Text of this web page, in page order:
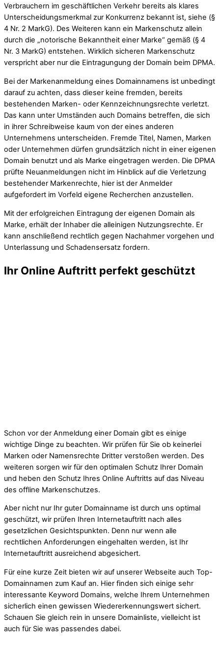
Verbrauchern im geschäftlichen Verkehr bereits als klares
Unterscheidungsmerkmal zur Konkurrenz bekannt ist, siehe (§
4 Nr. 2 MarkG). Des Weiteren kann ein Markenschutz allein
durch die „notorische Bekanntheit einer Marke“ gemäß (§ 4
Nr. 3 MarkG) entstehen. Wirklich sicheren Markenschutz
verspricht aber nur die Eintragungung der Domain beim DPMA.
Bei der Markenanmeldung eines Domainnamens ist unbedingt
darauf zu achten, dass dieser keine fremden, bereits
bestehenden Marken- oder Kennzeichnungsrechte verletzt.
Das kann unter Umständen auch Domains betreffen, die sich
in ihrer Schreibweise kaum von der eines anderen
Unternehmens unterscheiden. Fremde Titel, Namen, Marken
oder Unternehmen dürfen grundsätzlich nicht in einer eigenen
Domain benutzt und als Marke eingetragen werden. Die DPMA
prüfte Neuanmeldungen nicht im Hinblick auf die Verletzung
bestehender Markenrechte, hier ist der Anmelder
aufgefordert im Vorfeld eigene Recherchen anzustellen.
Mit der erfolgreichen Eintragung der eigenen Domain als
Marke, erhält der Inhaber die alleinigen Nutzungsrechte. Er
kann anschließend rechtlich gegen Nachahmer vorgehen und
Unterlassung und Schadensersatz fordern.
Ihr Online Auftritt perfekt geschützt
Schon vor der Anmeldung einer Domain gibt es einige
wichtige Dinge zu beachten. Wir prüfen für Sie ob keinerlei
Marken oder Namensrechte Dritter verstoßen werden. Des
weiteren sorgen wir für den optimalen Schutz Ihrer Domain
und heben den Schutz Ihres Online Auftritts auf das Niveau
des offline Markenschutzes.
Aber nicht nur Ihr guter Domainname ist durch uns optimal
geschützt, wir prüfen Ihren Internetauftritt nach alles
gesetzlichen Gesichtspunkten. Denn nur wenn alle
rechtlichen Anforderungen eingehalten werden, ist Ihr
Internetauftritt ausreichend abgesichert.
Für eine kurze Zeit bieten wir auf unserer Webseite auch Top-
Domainnamen zum Kauf an. Hier finden sich einige sehr
interessante Keyword Domains, welche Ihrem Unternehmen
sicherlich einen gewissen Wiedererkennungswert sichert.
Schauen Sie gleich rein in unsere Domainliste, vielleicht ist
auch für Sie was passendes dabei.